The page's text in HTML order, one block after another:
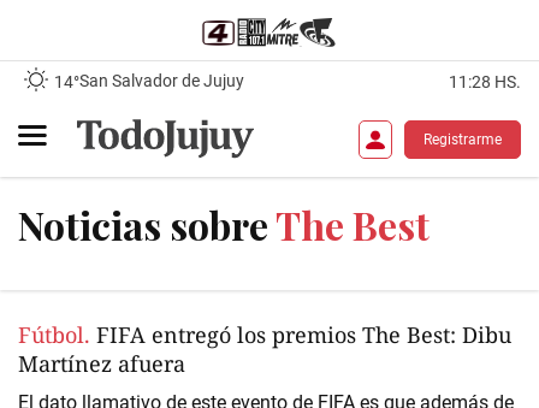
14°San Salvador de Jujuy 11:28 HS.
Registrarme
Noticias sobreThe Best
Fútbol. FIFA entregó los premios The Best: Dibu
Martínez afuera
El dato llamativo de este evento de FIFA es que además de